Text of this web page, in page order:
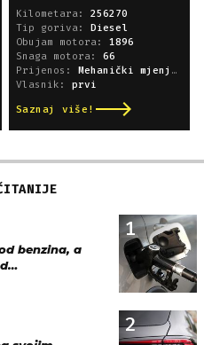
Kilometara: 256270
Tip goriva:
Diesel
Obujam motora: 1896
Snaga motora: 66
Prijenos:
Mehanički mjenjač
Vlasnik: prvi
Saznaj više!
1
benzina, a
2